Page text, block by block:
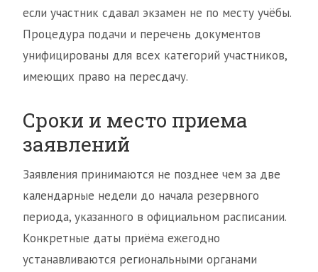
если участник сдавал экзамен не по месту учёбы.
Процедура подачи и перечень документов
унифицированы для всех категорий участников,
имеющих право на пересдачу.
Сроки и место приема
заявлений
Заявления принимаются не позднее чем за две
календарные недели до начала резервного
периода, указанного в официальном расписании.
Конкретные даты приёма ежегодно
устанавливаются региональными органами